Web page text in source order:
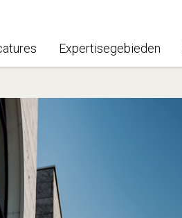
Expertisegebieden